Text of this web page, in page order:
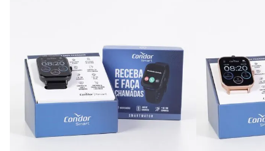
UN
Mormaii
Casio
Gang
Preto
Rose
Vermelho
Estilo